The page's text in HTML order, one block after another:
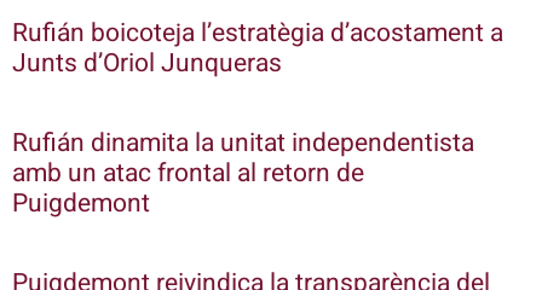
Rufián boicoteja l’estratègia d’acostament a
Junts d’Oriol Junqueras
Rufián dinamita la unitat independentista
amb un atac frontal al retorn de
Puigdemont